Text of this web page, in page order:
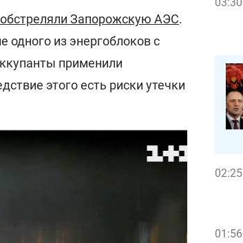
Запорожскую АЭС.
из энергоблоков с
применили
этого есть риски утечки
02:25
01:56